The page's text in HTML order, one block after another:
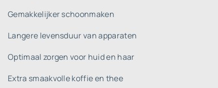
Gemakkelijker schoonmaken
Langere levensduur van apparaten
Optimaal zorgen voor huid en haar
Extra smaakvolle koffie en thee